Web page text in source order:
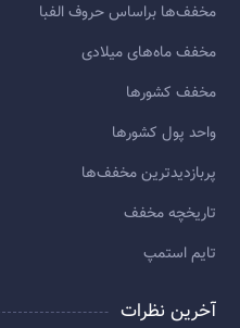
مخفف‌ها براساس حروف الفبا
مخفف ماه‌های میلادی
مخفف کشورها
واحد پول کشورها
پربازديدترين مخفف‌ها
تاريخچه مخفف
تایم استمپ
آخرین نظرات